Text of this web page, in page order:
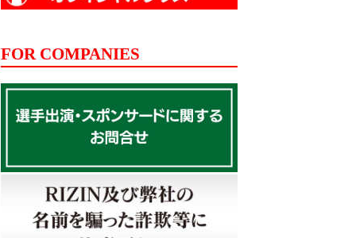
FOR COMPANIES